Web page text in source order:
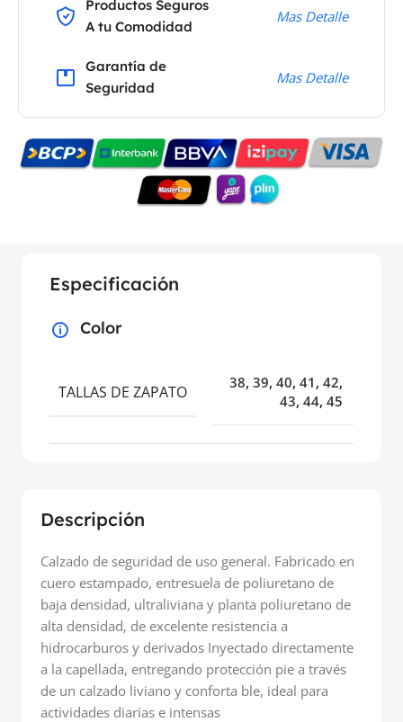
Productos Seguros
A tu Comodidad
Mas Detalle
Garantía de
Seguridad
Mas Detalle
Descripción
Calzado de seguridad de uso general. Fabricado en
cuero estampado, entresuela de poliuretano de
baja densidad, ultraliviana y planta poliuretano de
alta densidad, de excelente resistencia a
hidrocarburos y derivados Inyectado directamente
a la capellada, entregando protección pie a través
de un calzado liviano y conforta ble, ideal para
actividades diarias e intensas
Especificación
Color
TALLAS DE ZAPATO
38, 39, 40, 41 , 42,
43, 44, 45